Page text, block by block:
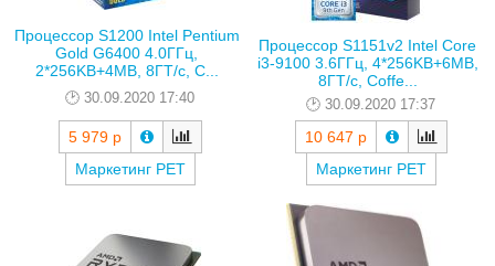
Процессор S1200 Intel Pentium
Gold G6400 4.0ГГц,
2*256KB+4MB, 8ГТ/с, C...
30.09.2020 17:40
5 979 р
Маркетинг РЕТ
Процессор S1151v2 Intel Core
i3-9100 3.6ГГц, 4*256KB+6MB,
8ГТ/с, Coffe...
30.09.2020 17:37
10 647 р
Маркетинг РЕТ